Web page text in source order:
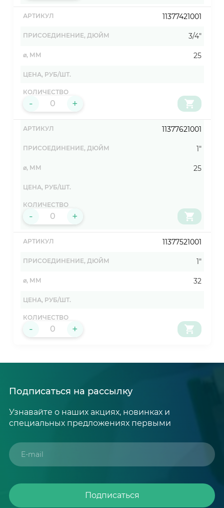
11377421001
3/4"
25
- +
11377621001
1"
25
- +
11377521001
1"
32
- +
Подписаться на рассылку
Узнавайте о наших акциях, новинках и
специальных предложениях первыми
Подписаться